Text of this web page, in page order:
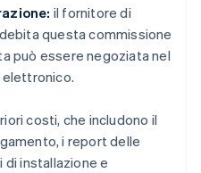
il fornitore di
questa commissione
può essere negoziata nel
costi, che includono il
i report delle
di installazione e